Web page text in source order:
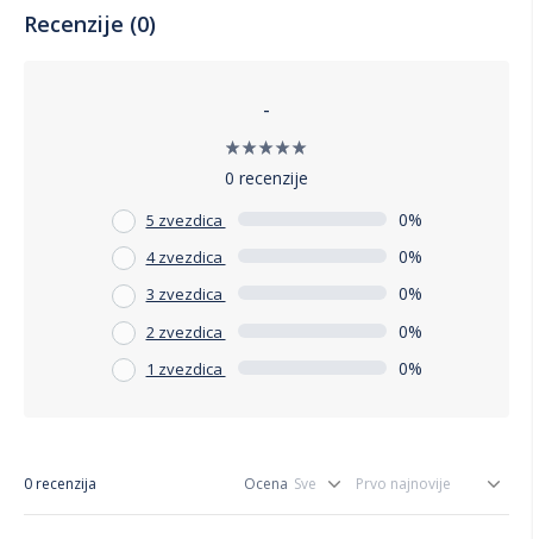
Recenzije (0)
-
0 recenzije
5 zvezdica 0%
4 zvezdica 0%
3 zvezdica 0%
2 zvezdica 0%
1 zvezdica 0%
0 recenzija Ocena